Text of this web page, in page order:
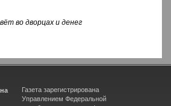
во дворцах и денег
Газета зарегистрирована
Управлением Федеральной